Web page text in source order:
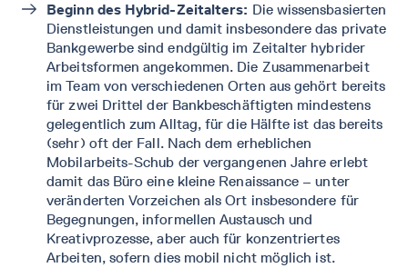
Beginn des Hybrid-Zeitalters: Die wissensbasierten
Dienstleistungen und damit insbesondere das private
Bankgewerbe sind endgültig im Zeitalter hybrider
Arbeitsformen angekommen. Die Zusammenarbeit
im Team von verschiedenen Orten aus gehört bereits
für zwei Drittel der Bankbeschäftigten mindestens
gelegentlich zum Alltag, für die Hälfte ist das bereits
(sehr) oft der Fall. Nach dem erheblichen
Mobilarbeits-Schub der vergangenen Jahre erlebt
damit das Büro eine kleine Renaissance – unter
veränderten Vorzeichen als Ort insbesondere für
Begegnungen, informellen Austausch und
Kreativprozesse, aber auch für konzentriertes
Arbeiten, sofern dies mobil nicht möglich ist.